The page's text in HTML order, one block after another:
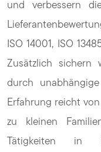
und verbessern
ISO 14001, ISO
Zusätzlich sichern
durch
Erfahrung reicht
zu kleinen
Tätigkeiten in